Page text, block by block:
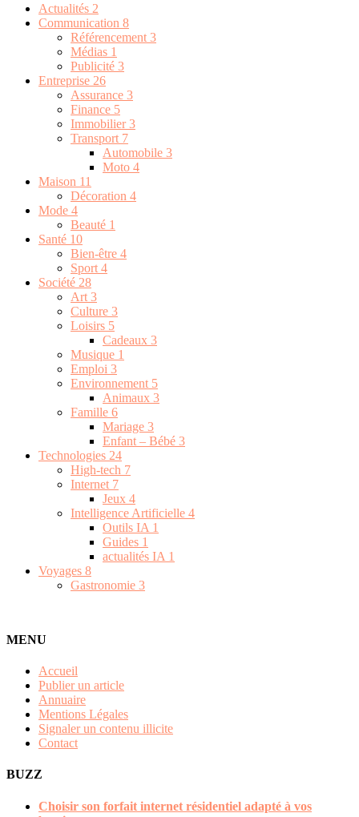
Actualités 2
Communication 8
Référencement 3
Médias 1
Publicité 3
Entreprise 26
Assurance 3
Finance 5
Immobilier3
Transport 7
Automobile 3
Moto 4
Maison 11
Décoration 4
Mode 4
Beauté 1
Santé 10
Bien-être 4
Sport 4
Société 28
Art 3
Culture 3
Loisirs 5
Cadeaux 3
Musique 1
Emploi 3
Environnement 5
Animaux 3
Famille 6
Mariage 3
Enfant – Bébé 3
Technologies 24
High-tech 7
Internet 7
Jeux 4
Intelligence Artificielle 4
Outils IA 1
Guides 1
actualités IA 1
Voyages 8
Gastronomie 3
MENU
Accueil
Publier un article
Annuaire
Mentions Légales
Signaler un contenu illicite
Contact
BUZZ
Choisir son forfait internet résidentiel adapté à vos